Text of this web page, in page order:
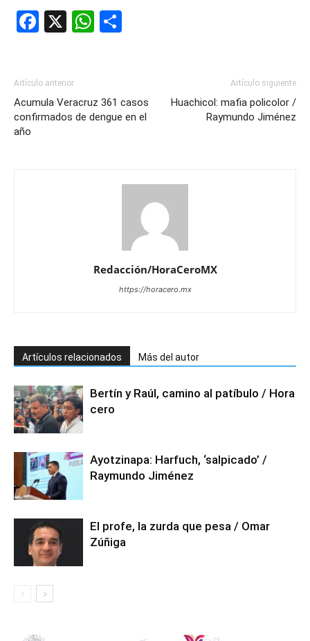
Facebook
X WhatsApp
Artículo anterior
Acumula Veracruz 361 casos
confirmados de dengue en el
año
Artículo siguiente
Huachicol: mafia policolor /
Raymundo Jiménez
Redacción/HoraCeroMX
https://horacero.mx
Artículos relacionados Más del autor
Bertín y Raúl, camino al patíbulo / Hora
cero
Ayotzinapa: Harfuch, ‘salpicado’ /
Raymundo Jiménez
El profe, la zurda que pesa / Omar
Zúñiga